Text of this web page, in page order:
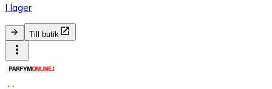
I lager
Till butik